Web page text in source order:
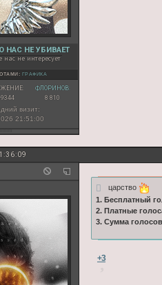
НАС НЕ УБИВАЕТ
нас не интересует
ГРАФИКА
ФЛОРИНОВ:
8 810
визит:
21:51:00
царство
1. Бесплатный
2. Платные
3. Сумма
+3